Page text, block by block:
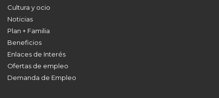
Cultura y ocio
Noticias
Plan + Familia
Beneficios
Enlaces de Interés
Ofertas de empleo
Demanda de Empleo